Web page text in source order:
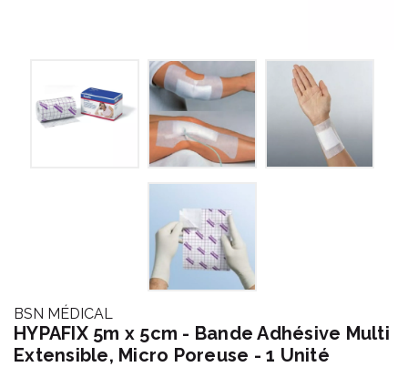
BSN MÉDICAL
HYPAFIX 5m x 5cm - Bande Adhésive Multi
Extensible, Micro Poreuse - 1 Unité